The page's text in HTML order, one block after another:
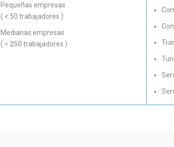
Pequeñas empresas
( < 50 trabajadores )
Medianas empresas
( < 250 trabajadores )